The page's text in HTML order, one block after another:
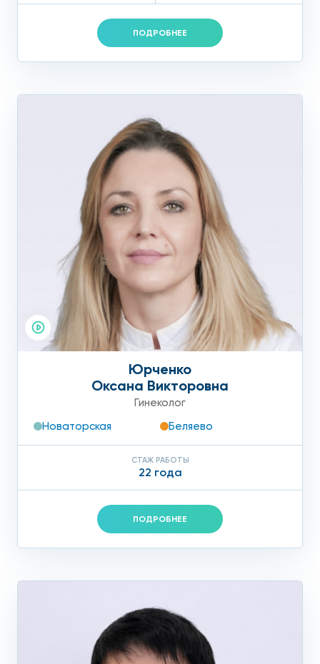
ПОДРОБНЕЕ
Юрченко
Оксана Викторовна
Гинеколог
Новаторская
Беляево
СТАЖ РАБОТЫ
22 года
ПОДРОБНЕЕ